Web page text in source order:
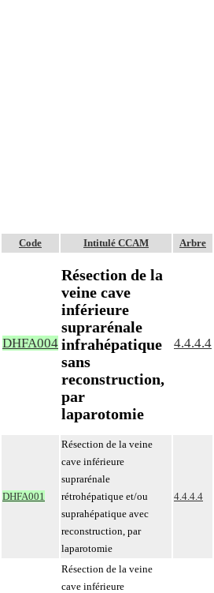
Code Intitulé CCAM Arbre
DHFA004
Résection de la
veine cave
inférieure
suprarénale
infrahépatique
sans
reconstruction,
par
laparotomie
4.4.4.4
DHFA001
Résection de la veine
cave inférieure
suprarénale
rétrohépatique et/ou
suprahépatique avec
reconstruction, par
laparotomie
4.4.4.4
Résection de la veine
cave inférieure